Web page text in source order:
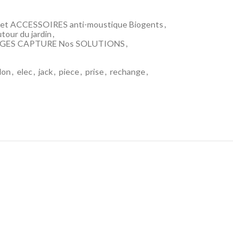
ACCESSOIRES anti-moustique Biogents,
du jardin,
CAPTURE Nos SOLUTIONS,
, elec, jack, piece, prise, rechange,